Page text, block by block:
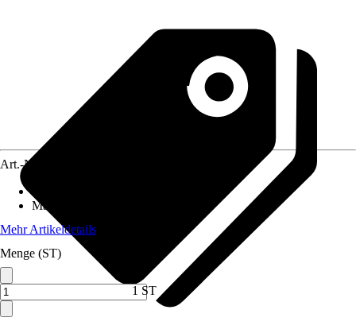
Art.-Nr.
Material
Mehr Artikeldetails
Menge (ST)
1 ST